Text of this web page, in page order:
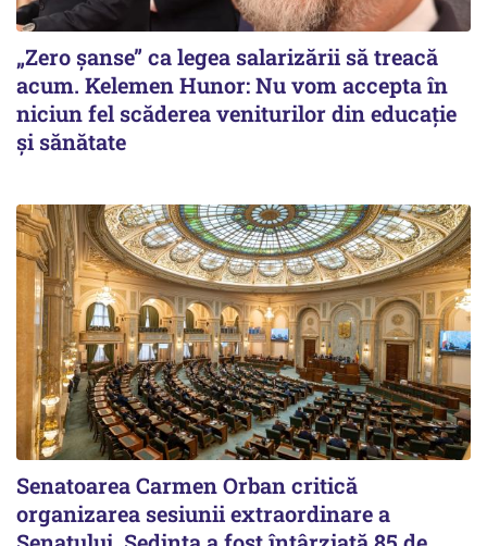
„Zero șanse” ca legea salarizării să treacă
acum. Kelemen Hunor: Nu vom accepta în
niciun fel scăderea veniturilor din educație
și sănătate
Senatoarea Carmen Orban critică
organizarea sesiunii extraordinare a